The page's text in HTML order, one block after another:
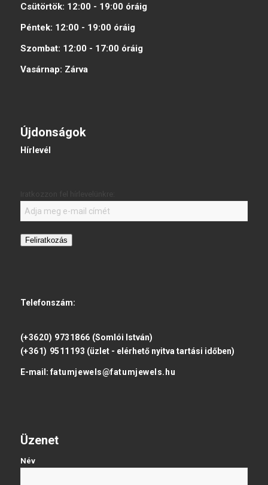
Csütörtök: 12:00 - 19:00 óráig
Péntek: 12:00 - 19:00 óráig
Szombat: 12:00 - 17:00 óráig
Vasárnap: Zárva
Újdonságok
Hírlevél
Feliratkozás
Telefonszám:
(+3620) 9731866 (Somlói István)
(+361) 9511193 (üzlet - elérhető nyitva tartási időben)
E-mail: fatumjewels@fatumjewels.hu
Üzenet
Név